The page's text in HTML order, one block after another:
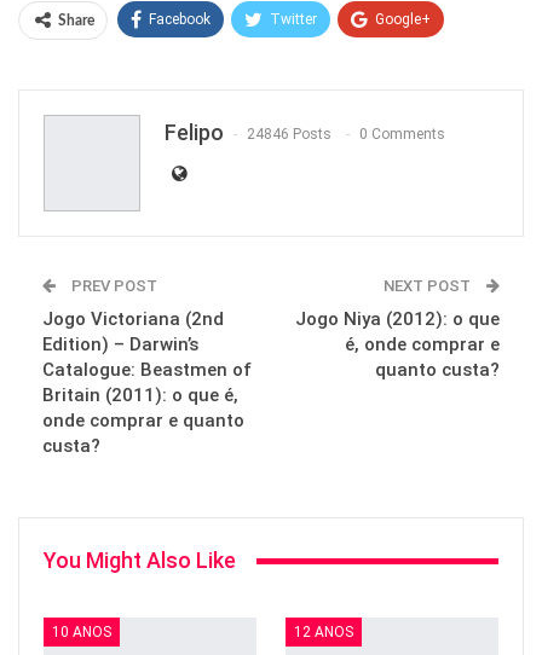
Share Facebook Twitter Google+
Email
Felipo 24846 Posts 0 Comments
PREV POST
Jogo Victoriana (2nd
Edition) – Darwin’s
Catalogue: Beastmen of
Britain (2011): o que é,
onde comprar e quanto
custa?
NEXT POST
Jogo Niya (2012): o que
é, onde comprar e
quanto custa?
You Might Also Like
10 ANOS 12 ANOS